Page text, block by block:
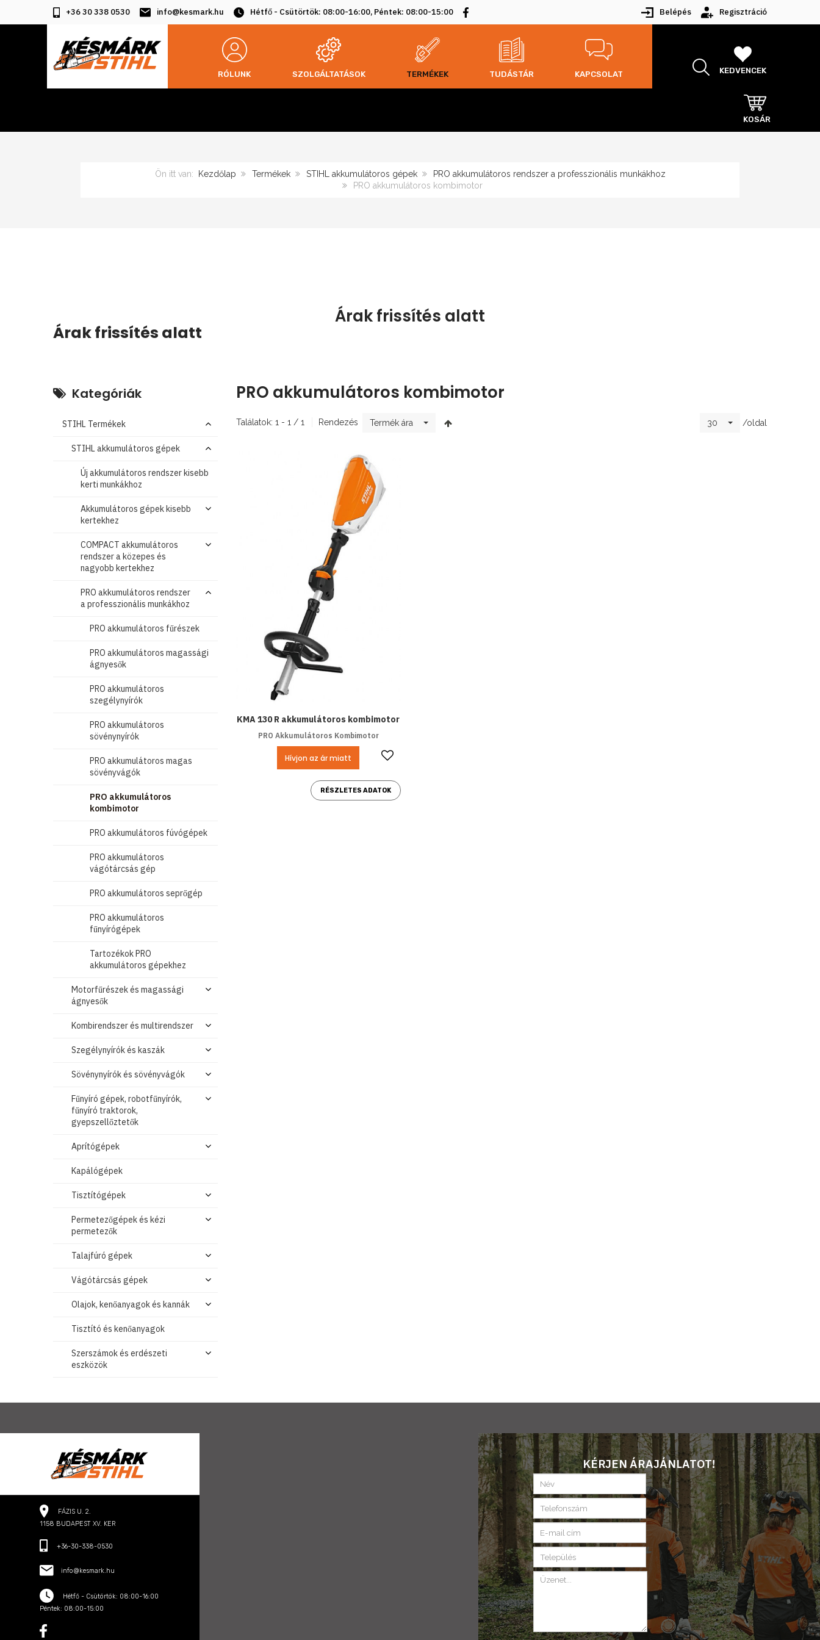
+36 30 338 0530 info@kesmark.hu Hétfő - Csütörtök: 08:00-16:00, Péntek: 08:00-15:00 Belépés Regisztráció
RÓLUNK SZOLGÁLTATÁSOK TERMÉKEK TUDÁSTÁR KAPCSOLAT KEDVENCEK
KOSÁR
Ön itt van: Kezdőlap Termékek STIHL akkumulátoros gépek
PRO akkumulátoros rendszer a professzionális munkákhoz
PRO akkumulátoros kombimotor
Árak frissítés alatt
Árak frissítés alatt
PRO akkumulátoros kombimotor
Találatok: 1 - 1 / 1 Rendezés Termék ára 30 /oldal
KMA 130 R akkumulátoros kombimotor
PRO Akkumulátoros Kombimotor
Hívjon az ár miatt Kedvencekhez ad
RÉSZLETES ADATOK
Kategóriák
STIHL Termékek
STIHL akkumulátoros gépek
Új akkumulátoros rendszer kisebb
kerti munkákhoz
Akkumulátoros gépek kisebb
kertekhez
COMPACT akkumulátoros
rendszer a közepes és
nagyobb kertekhez
PRO akkumulátoros rendszer
a professzionális munkákhoz
PRO akkumulátoros fűrészek
PRO akkumulátoros magassági
ágnyesők
PRO akkumulátoros
szegélynyírók
PRO akkumulátoros
sövénynyírók
PRO akkumulátoros magas
sövényvágók
PRO akkumulátoros
kombimotor
PRO akkumulátoros fúvógépek
PRO akkumulátoros
vágótárcsás gép
PRO akkumulátoros seprőgép
PRO akkumulátoros
fűnyírógépek
Tartozékok PRO
akkumulátoros gépekhez
Motorfűrészek és magassági
ágnyesők
Kombirendszer és multirendszer
Szegélynyírók és kaszák
Sövénynyírók és sövényvágók
Fűnyíró gépek, robotfűnyírók,
fűnyíró traktorok,
gyepszellőztetők
Aprítógépek
Kapálógépek
Tisztítógépek
Permetezőgépek és kézi
permetezők
Talajfúró gépek
Vágótárcsás gépek
Olajok, kenőanyagok és kannák
Tisztító és kenőanyagok
Szerszámok és erdészeti
eszközök
FÁZIS U. 2.
1158 BUDAPEST XV. KER
+36-30-338-0530
info@kesmark.hu
Hétfő - Csütörtök: 08:00-16:00
Péntek: 08:00-15:00
KÉRJEN ÁRAJÁNLATOT!